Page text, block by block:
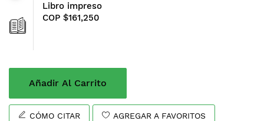
Libro impreso
COP $161,250
Añadir Al Carrito
CÓMO CITAR AGREGAR A FAVORITOS